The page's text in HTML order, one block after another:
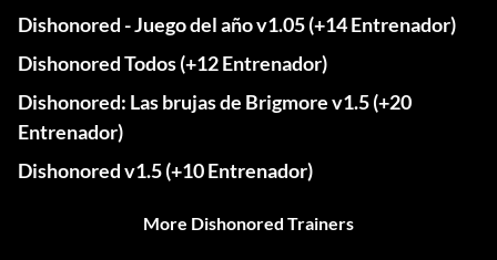
Dishonored - Juego del año v1.05 (+14 Entrenador)
Dishonored Todos (+12 Entrenador)
Dishonored: Las brujas de Brigmore v1.5 (+20
Entrenador)
Dishonored v1.5 (+10 Entrenador)
More Dishonored Trainers